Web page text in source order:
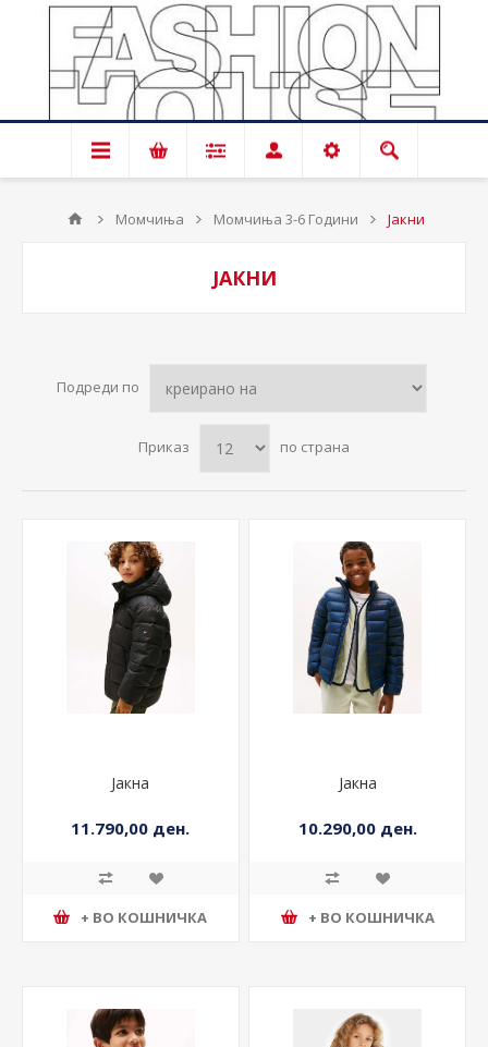
Момчиња Момчиња 3-6 Години Јакни
ЈАКНИ
Подреди по
Приказ по страна
Јакна
11.790,00 ден.
+ ВО КОШНИЧКА
Јакна
10.290,00 ден.
+ ВО КОШНИЧКА